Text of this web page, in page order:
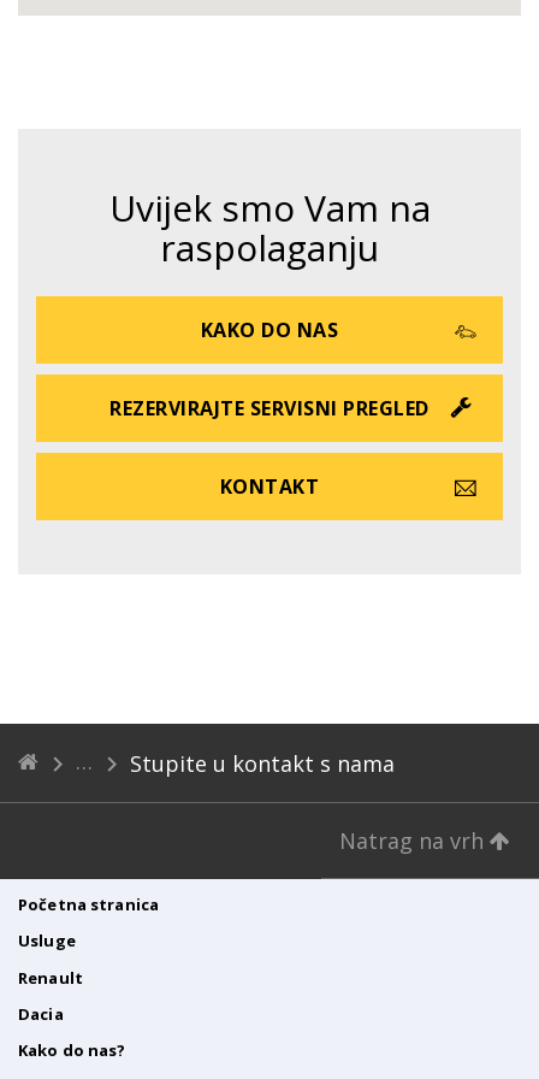
Uvijek smo Vam na
raspolaganju
KAKO DO NAS
REZERVIRAJTE SERVISNI PREGLED
KONTAKT
Stupite u kontakt s nama
Natrag na vrh
Početna stranica
Usluge
Renault
Dacia
Kako do nas?